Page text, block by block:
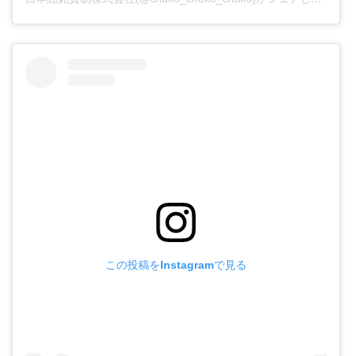
この投稿をInstagramで見る